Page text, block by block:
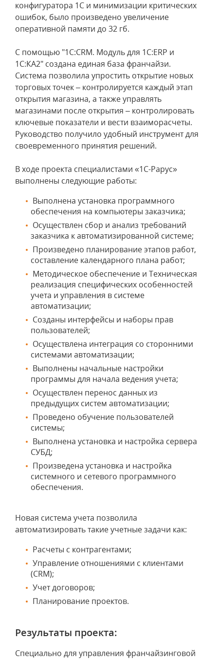
конфигуратора 1С и минимизации критических
ошибок, было произведено увеличение
оперативной памяти до 32 гб.
С помощью "1С:CRM. Модуль для 1С:ERP и
1С:КА2" создана единая база франчайзи.
Система позволила упростить открытие новых
торговых точек – контролируется каждый этап
открытия магазина, а также управлять
магазинами после открытия – контролировать
ключевые показатели и вести взаиморасчеты.
Руководство получило удобный инструмент для
своевременного принятия решений.
В ходе проекта специалистами «1С-Рарус»
выполнены следующие работы:
Выполнена установка программного
обеспечения на компьютеры заказчика;
Осуществлен сбор и анализ требований
заказчика к автоматизированной системе;
Произведено планирование этапов работ,
составление календарного плана работ;
Методическое обеспечение и Техническая
реализация специфических особенностей
учета и управления в системе
автоматизации;
Созданы интерфейсы и наборы прав
пользователей;
Осуществлена интеграция со сторонними
системами автоматизации;
Выполнены начальные настройки
программы для начала ведения учета;
Осуществлен перенос данных из
предыдущих систем автоматизации;
Проведено обучение пользователей
системы;
Выполнена установка и настройка сервера
СУБД;
Произведена установка и настройка
системного и сетевого программного
обеспечения.
Новая система учета позволила
автоматизировать такие учетные задачи как:
Расчеты с контрагентами;
Управление отношениями с клиентами
(CRM);
Учет договоров;
Планирование проектов.
Результаты проекта:
Специально для управления франчайзинговой